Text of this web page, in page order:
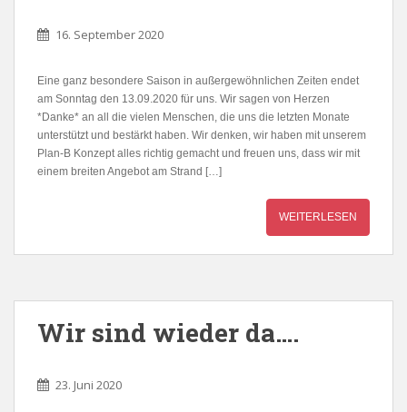
16. September 2020
Eine ganz besondere Saison in außergewöhnlichen Zeiten endet
am Sonntag den 13.09.2020 für uns. Wir sagen von Herzen
*Danke* an all die vielen Menschen, die uns die letzten Monate
unterstützt und bestärkt haben. Wir denken, wir haben mit unserem
Plan-B Konzept alles richtig gemacht und freuen uns, dass wir mit
einem breiten Angebot am Strand […]
WEITERLESEN
Wir sind wieder da….
23. Juni 2020